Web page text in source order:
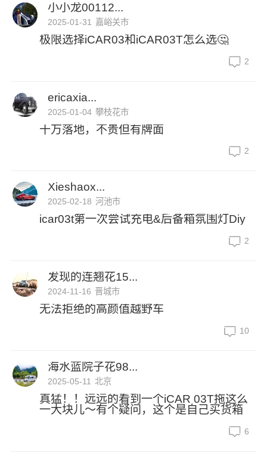
小小龙00112...
2025-01-31 嘉峪关市
极限选择iCAR03和iCAR03T怎么选🤔
2
ericaxia...
2025-01-04 攀枝花市
十万落地，不贵但有牌面
2
Xieshaox...
2025-02-18 河池市
icar03t第一次尝试充电&后备箱氛围灯Diy
2
发现的连翘花15...
2024-11-16 晋城市
无法拒绝的高颜值越野车
10
海水蓝院子花98...
2025-05-11 北京
真猛！！远远的看到一个iCAR 03T拖这么
一大块儿～有个疑问，这个是自己买货箱
6